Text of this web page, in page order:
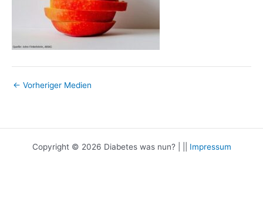
← Vorheriger Medien
Copyright © 2026 Diabetes was nun? | || Impressum